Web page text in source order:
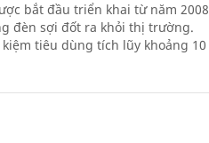
bắt đầu triển khai từ năm 2008
đèn sợi đốt ra khỏi thị trường.
tiêu dùng tích lũy khoảng 10